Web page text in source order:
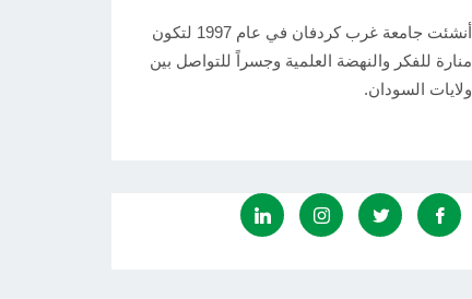
أنشئت جامعة غرب كردفان في عام 1997 لتكون
منارة للفكر والنهضة العلمية وجسراً للتواصل بين
ولايات السودان.